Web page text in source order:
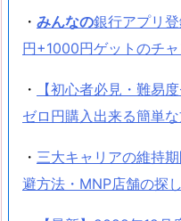
・ みんなの銀行アプリ
円+1000円ゲットのチャ
・
【初心者必見・難易
ゼロ円購入出来る簡単
・ 三大キャリアの維持
避方法・MNP店舗の探